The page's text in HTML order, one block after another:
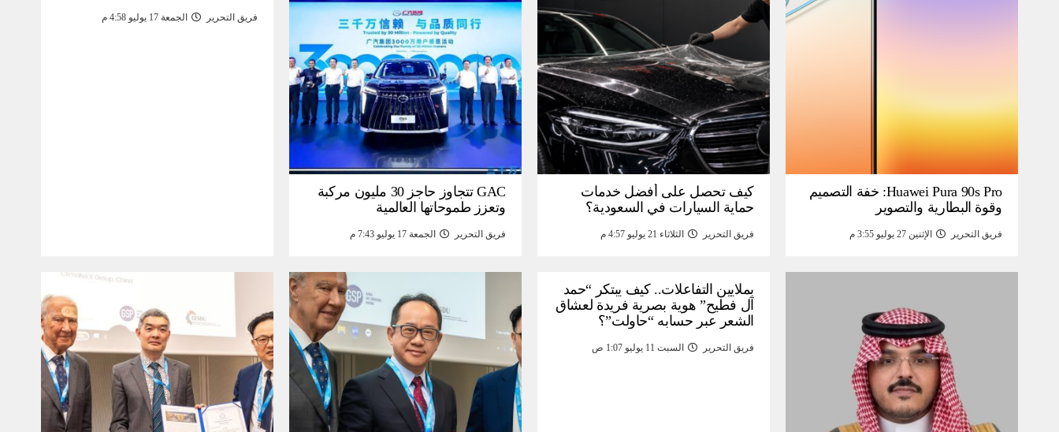
Huawei Pura 90s Pro: خفة التصميم
وقوة البطارية والتصوير
فريق التحرير الإثنين 27 يوليو 3:55 م
كيف تحصل على أفضل خدمات
حماية السيارات في السعودية؟
فريق التحرير الثلاثاء 21 يوليو 4:57 م
GAC تتجاوز حاجز 30 مليون مركبة
وتعزز طموحاتها العالمية
فريق التحرير الجمعة 17 يوليو 7:43 م
فريق التحرير الجمعة 17 يوليو 4:58 م
بملايين التفاعلات.. كيف يبتكر “حمد
آل فطيح” هوية بصرية فريدة لعشاق
الشعر عبر حسابه “حاولت”؟
فريق التحرير السبت 11 يوليو 1:07 ص